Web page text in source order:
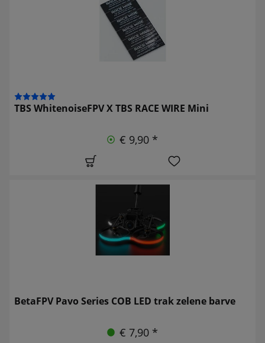
TBS WhitenoiseFPV X TBS RACE WIRE Mini
€ 9,90 *
BetaFPV Pavo Series COB LED trak zelene barve
€ 7,90 *